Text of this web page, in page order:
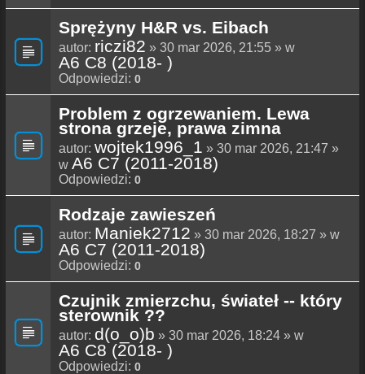
Sprężyny H&R vs. Eibach
autor: riczi82 » 30 mar 2026, 21:55 » w
A6 C8 (2018- )
Odpowiedzi: 0
Problem z ogrzewaniem. Lewa
strona grzeje, prawa zimna
autor: wojtek1996_1 » 30 mar 2026, 21:47 »
w A6 C7 (2011-2018)
Odpowiedzi: 0
Rodzaje zawieszeń
autor: Maniek2712 » 30 mar 2026, 18:27 » w
A6 C7 (2011-2018)
Odpowiedzi: 0
Czujnik zmierzchu, świateł -- który
sterownik ??
autor: d(o_o)b » 30 mar 2026, 18:24 » w
A6 C8 (2018- )
Odpowiedzi: 0